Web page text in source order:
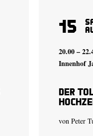
15
20.00 –
Innenhof
Der
von Peter